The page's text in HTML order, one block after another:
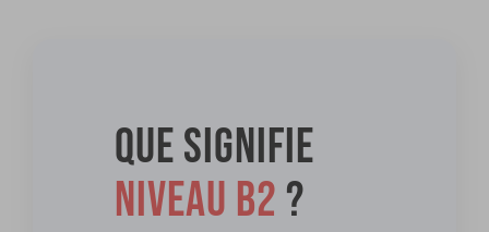
Que signifie
niveau B2 ?